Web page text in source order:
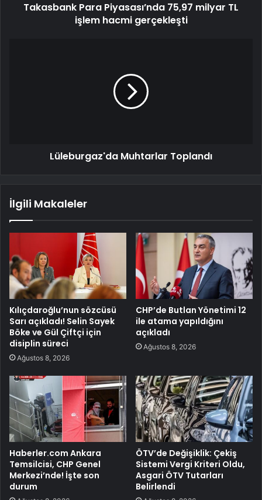
Takasbank Para Piyasası’nda 75,97 milyar TL
işlem hacmi gerçekleşti
Lüleburgaz'da Muhtarlar Toplandı
İlgili Makaleler
Kılıçdaroğlu’nun sözcüsü
Sarı açıkladı! Selin Sayek
Böke ve Gül Çiftçi için
disiplin süreci
Ağustos 8, 2026
CHP’de Butlan Yönetimi 12
ile atama yapıldığını
açıkladı
Ağustos 8, 2026
Haberler.com Ankara
Temsilcisi, CHP Genel
Merkezi’nde! İşte son
durum
ÖTV’de Değişiklik: Çekiş
Sistemi Vergi Kriteri Oldu,
Asgari ÖTV Tutarları
Belirlendi